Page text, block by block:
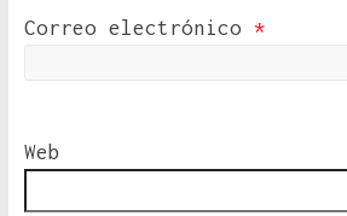
Correo electrónico *
Web